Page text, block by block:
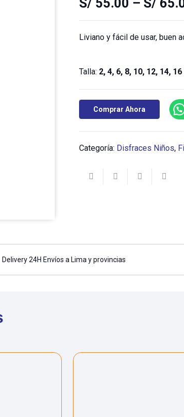
Liviano y fácil de usar, buen
Talla: 2, 4, 6, 8, 10, 12, 14, 16
Comprar Ahora
Categoría: Disfraces Niños,
Delivery 24H Envíos a Lima y provincias